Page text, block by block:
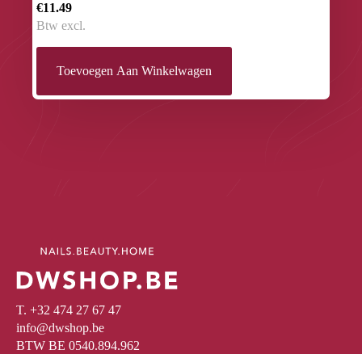
€11.49
Btw excl.
Toevoegen Aan Winkelwagen
T. +32 474 27 67 47
info@dwshop.be
BTW BE 0540.894.962